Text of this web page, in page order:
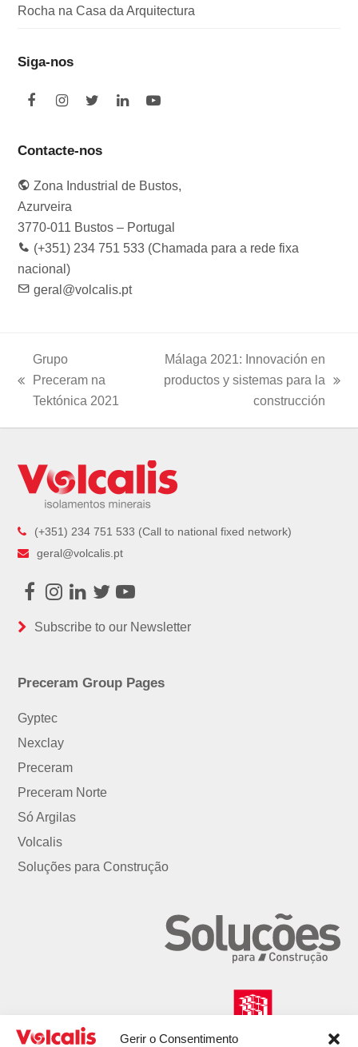
Gerir o Consentimento
Rocha na Casa da Arquitectura
Siga-nos
F
e
o
o
k
I
t
g
r
a
m
T
t
e
r
L
d
I
Y
b
e
Contacte-nos
Zona Industrial de Bustos,
Azurveira
3770-011 Bustos – Portugal
(+351) 234 751 533 (Chamada para a rede fixa
nacional)
geral@volcalis.pt
Grupo
Preceram na
Tektónica 2021
Málaga 2021: Innovación en
productos y sistemas para la
construcción
(+351) 234 751 533 (Call to national fixed network)
geral@volcalis.pt
Facebook
Instagram
LinkedIn
TwitterYoutube
Subscribe to our Newsletter
Preceram Group Pages
Gyptec
Nexclay
Preceram
Preceram Norte
Só Argilas
Volcalis
Soluções para Construção